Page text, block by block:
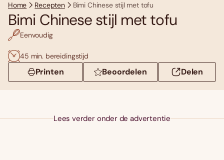
Home Recepten Bimi Chinese stijl met tofu
Bimi Chinese stijl met tofu
Eenvoudig
45 min. bereidingstijd
Printen Beoordelen Delen
Lees verder onder de advertentie